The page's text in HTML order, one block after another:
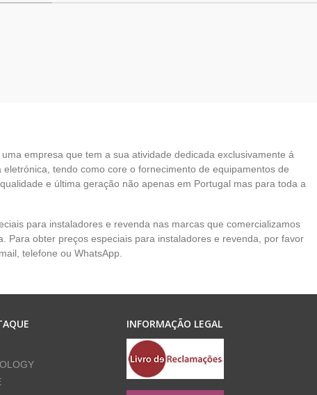
uma empresa que tem a sua atividade dedicada exclusivamente á
eletrónica, tendo como core o fornecimento de equipamentos de
e última geração não apenas em Portugal mas para toda a
para instaladores e revenda nas marcas que comercializamos
Para obter preços especiais para instaladores e revenda, por favor
telefone ou WhatsApp.
INFORMAÇÃO LEGAL